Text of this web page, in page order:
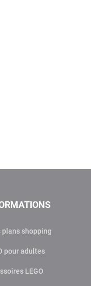
plans shopping
pour adultes
LEGO